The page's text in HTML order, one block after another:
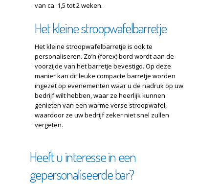
van ca. 1,5 tot 2 weken.
Het kleine stroopwafelbarretje
Het kleine stroopwafelbarretje is ook te
personaliseren. Zo’n (forex) bord wordt aan de
voorzijde van het barretje bevestigd. Op deze
manier kan dit leuke compacte barretje worden
ingezet op evenementen waar u de nadruk op uw
bedrijf wilt hebben, waar ze heerlijk kunnen
genieten van een warme verse stroopwafel,
waardoor ze uw bedrijf zeker niet snel zullen
vergeten.
Heeft u interesse in een
gepersonaliseerde bar?